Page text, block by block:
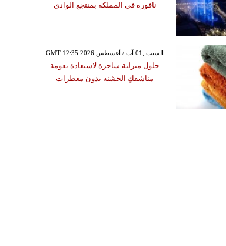
نافورة في المملكة بمنتجع الوادي
GMT 12:35 2026 السبت ,01 آب / أغسطس
حلول منزلية ساحرة لاستعادة نعومة
مناشفكِ الخشنة بدون معطرات